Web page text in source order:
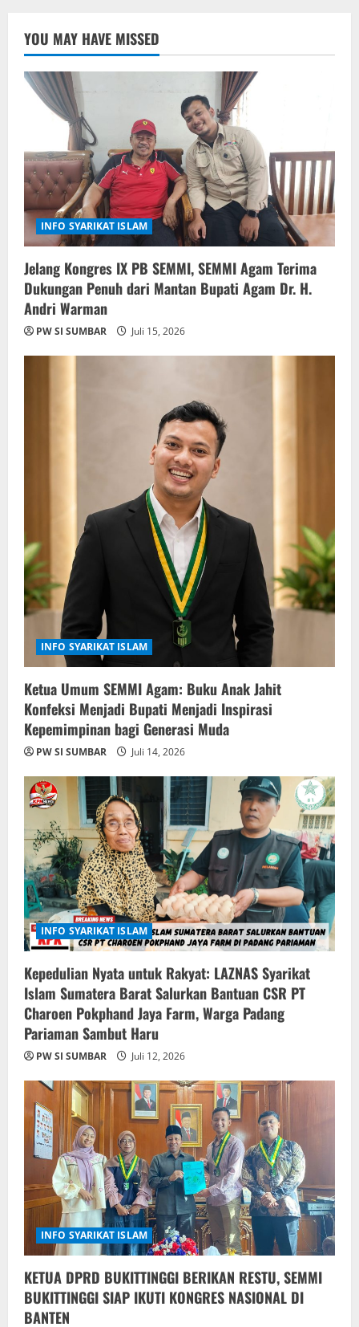
YOU MAY HAVE MISSED
INFO SYARIKAT ISLAM
Jelang Kongres IX PB SEMMI, SEMMI Agam Terima
Dukungan Penuh dari Mantan Bupati Agam Dr. H.
Andri Warman
PW SI SUMBAR Juli 15, 2026
INFO SYARIKAT ISLAM
Ketua Umum SEMMI Agam: Buku Anak Jahit
Konfeksi Menjadi Bupati Menjadi Inspirasi
Kepemimpinan bagi Generasi Muda
PW SI SUMBAR Juli 14, 2026
INFO SYARIKAT ISLAM
Kepedulian Nyata untuk Rakyat: LAZNAS Syarikat
Islam Sumatera Barat Salurkan Bantuan CSR PT
Charoen Pokphand Jaya Farm, Warga Padang
Pariaman Sambut Haru
PW SI SUMBAR Juli 12, 2026
INFO SYARIKAT ISLAM
KETUA DPRD BUKITTINGGI BERIKAN RESTU, SEMMI
BUKITTINGGI SIAP IKUTI KONGRES NASIONAL DI
BANTEN